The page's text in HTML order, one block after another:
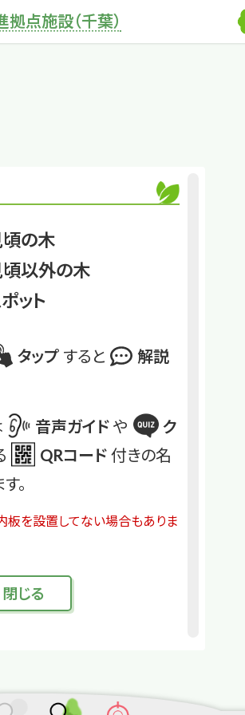
頃の木
頃以外の木
ット
タップ すると
解説
音声ガイド や
ク
QRコード 付きの名
。
板を設置してない場合もありま
閉じる
点施設（千葉）
ネモチ ×